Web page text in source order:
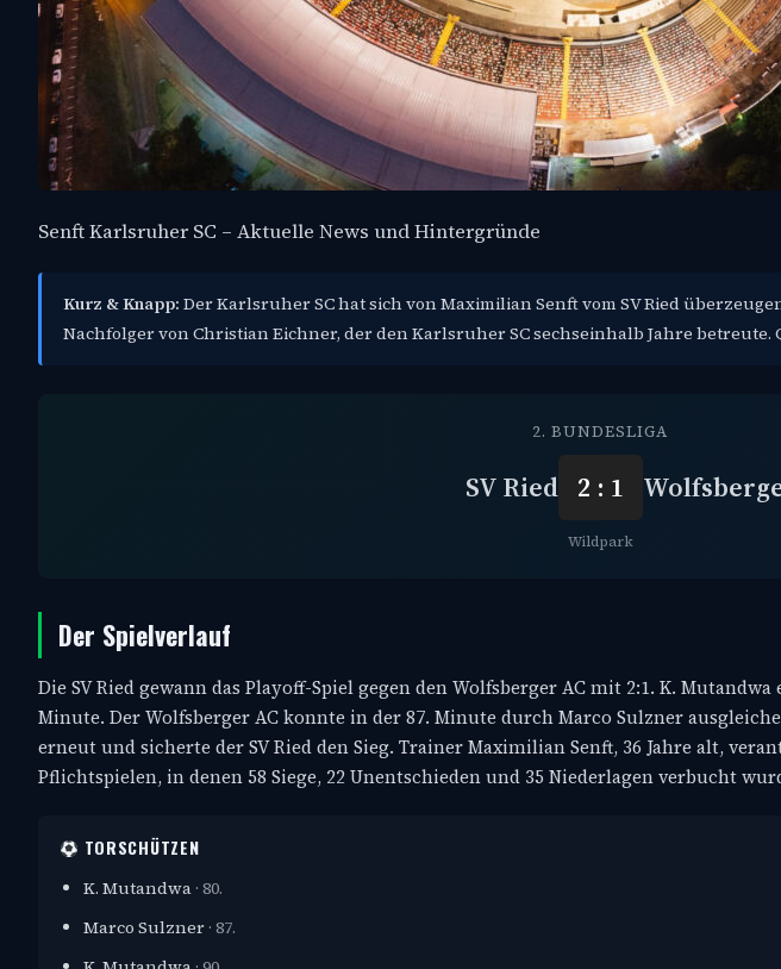
Senft Karlsruher SC – Aktuelle News und Hintergründe
Kurz & Knapp: Der Karlsruher SC hat sich von Maximilian Senft vom SV Ried
Nachfolger von Christian Eichner, der den Karlsruher SC sechseinhalb Jahre betreute.
2. BUNDESLIGA
SV Ried 2 : 1
Wildpark
Der Spielverlauf
Die SV Ried gewann das Playoff-Spiel gegen den Wolfsberger AC mit 2:1. K.
Minute. Der Wolfsberger AC konnte in der 87. Minute durch Marco Sulzner
erneut und sicherte der SV Ried den Sieg. Trainer Maximilian Senft, 36 Jahre alt,
Pflichtspielen, in denen 58 Siege, 22 Unentschieden und 35 Niederlagen verbucht
TORSCHÜTZEN
K. Mutandwa · 80.
Marco Sulzner · 87.